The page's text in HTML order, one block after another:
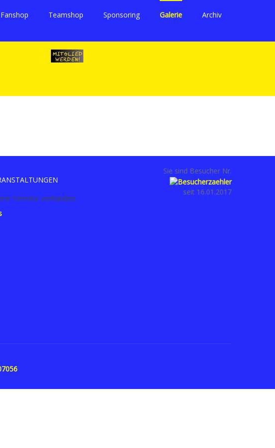
Fanshop Teamshop Sponsoring Galerie Archiv
Termine vorhanden.
Sie sind Besucher Nr.
seit 16.01.2017